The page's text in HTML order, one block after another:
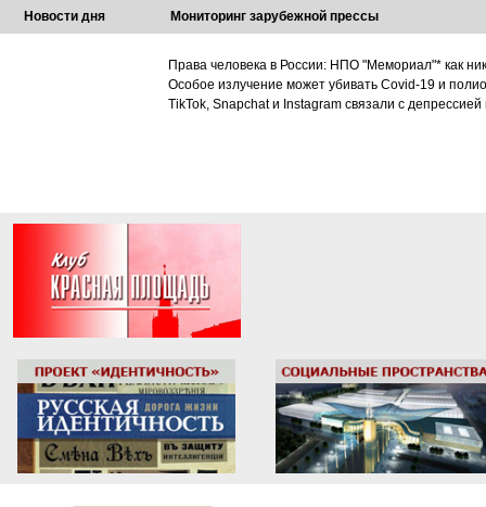
Новости дня Мониторинг зарубежной прессы
Права человека в России: НПО "Мемориал"* как
Особое излучение может убивать Covid-19 и
TikTok, Snapchat и Instagram связали с